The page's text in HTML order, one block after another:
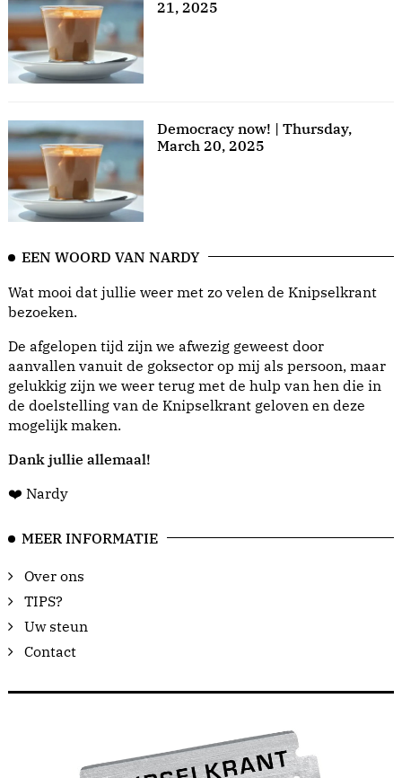
21, 2025
Democracy now! | Thursday,
March 20, 2025
EEN WOORD VAN NARDY
Wat mooi dat jullie weer met zo velen de Knipselkrant
bezoeken.
De afgelopen tijd zijn we afwezig geweest door
aanvallen vanuit de goksector op mij als persoon, maar
gelukkig zijn we weer terug met de hulp van hen die in
de doelstelling van de Knipselkrant geloven en deze
mogelijk maken.
Dank jullie allemaal!
❤️ Nardy
MEER INFORMATIE
Over ons
TIPS?
Uw steun
Contact